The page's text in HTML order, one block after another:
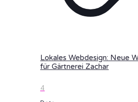
Lokales Webdesign: Neue
für Gärtnerei Zachar
4